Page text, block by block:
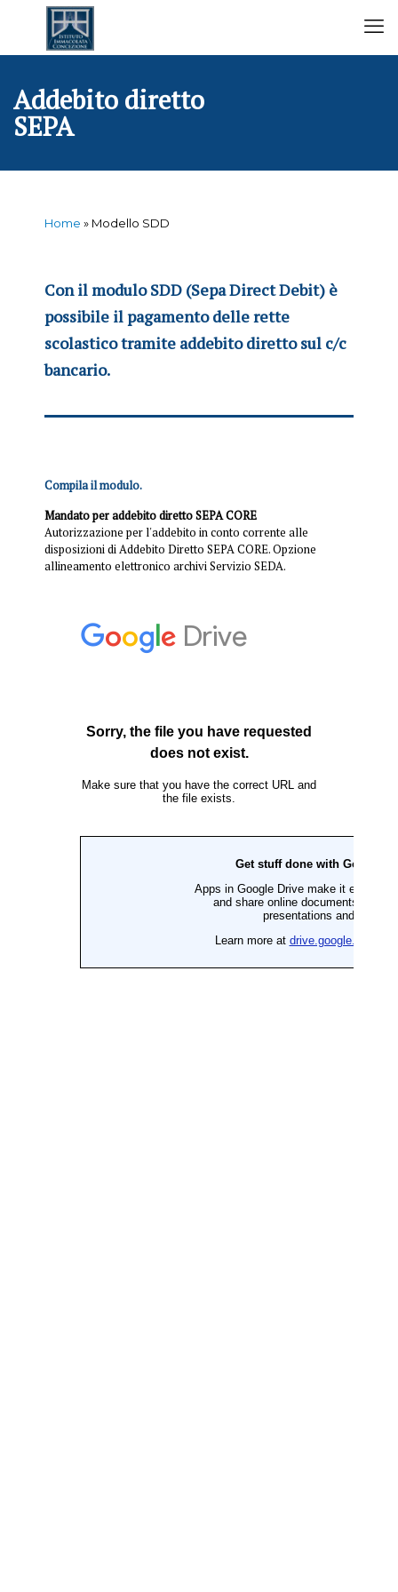
Addebito diretto
SEPA
Home » Modello SDD
Con il modulo SDD (Sepa Direct Debit) è
possibile il pagamento delle rette
scolastico tramite addebito diretto sul c/c
bancario.
Compila il modulo.
Mandato per addebito diretto SEPA CORE
Autorizzazione per l'addebito in conto corrente alle
disposizioni di Addebito Diretto SEPA CORE. Opzione
allineamento elettronico archivi Servizio SEDA.